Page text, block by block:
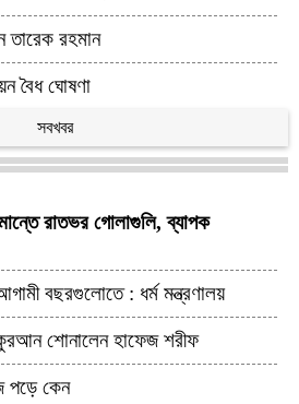
তারেক রহমান
বৈধ ঘোষণা
সবখবর
রাতভর গোলাগুলি, ব্যাপক
বছরগুলোতে : ধর্ম মন্ত্রণালয়
শোনালেন হাফেজ শরীফ
পড়ে কেন